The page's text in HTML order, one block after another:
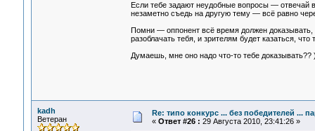
Если тебе задают неудобные вопросы — отвечай
незаметно съедь на другую тему — всё равно
Помни — оппонент всё время должен доказывать,
разоблачать тебя, и зрителям будет казаться,
Думаешь, мне оно надо что-то тебе доказывать??
kadh
Ветеран
Re: типо конкурс ... без победителей ...
« Ответ #26 : 29 Августа 2010, 23:41:26 »